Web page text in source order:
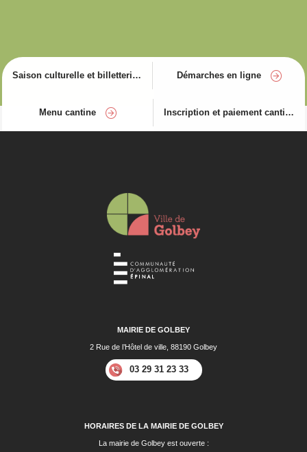
Saison culturelle et billetterie Démarches en ligne
Menu cantine Inscription et paiement cantine
MAIRIE DE GOLBEY
2 Rue de l’Hôtel de ville, 88190 Golbey
03 29 31 23 33
HORAIRES DE LA MAIRIE DE GOLBEY
La mairie de Golbey est ouverte :